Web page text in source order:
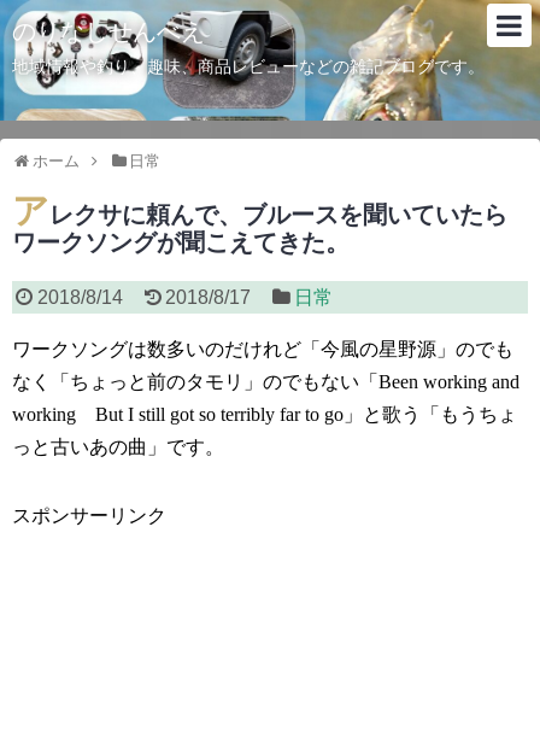
のりなしせんべえ
地域情報や釣り、趣味、商品レビューなどの雑記ブログです。
ホーム 日常
ア レクサに頼んで、ブルースを聞いていたら
ワークソングが聞こえてきた。
2018/8/14 2018/8/17 日常
ワークソングは数多いのだけれど「今風の星野源」のでも
なく「ちょっと前のタモリ」のでもない「 Been working and
working
But I still got so terribly far to go 」と歌う「もうちょ
っと古いあの曲」です。
スポンサーリンク